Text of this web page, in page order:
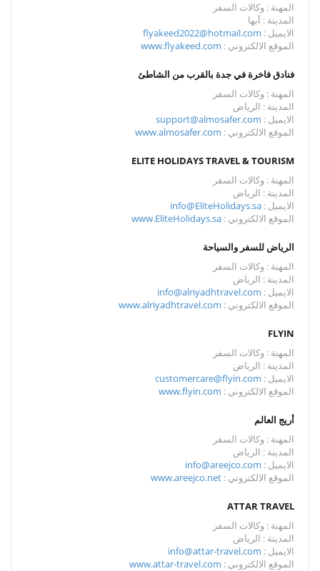
المهنة : وكالات السفر
المدينة : أبها
الايميل : flyakeed2022@hotmail.com
الموقع الالكتروني : www.flyakeed.com
فنادق فاخرة في جدة بالقرب من الشاطئ
المهنة : وكالات السفر
المدينة : الرياض
الايميل : support@almosafer.com
الموقع الالكتروني : www.almosafer.com
ELITE HOLIDAYS TRAVEL & TOURISM
المهنة : وكالات السفر
المدينة : الرياض
الايميل : info@EliteHolidays.sa
الموقع الالكتروني : www.EliteHolidays.sa
الرياض للسفر والسياحة
المهنة : وكالات السفر
المدينة : الرياض
الايميل : info@alriyadhtravel.com
الموقع الالكتروني : www.alriyadhtravel.com
FLYIN
المهنة : وكالات السفر
المدينة : الرياض
الايميل : customercare@flyin.com
الموقع الالكتروني : www.flyin.com
أريج العالم
المهنة : وكالات السفر
المدينة : الرياض
الايميل : info@areejco.com
الموقع الالكتروني : www.areejco.net
ATTAR TRAVEL
المهنة : وكالات السفر
المدينة : الرياض
الايميل : info@attar-travel.com
الموقع الالكتروني : www.attar-travel.com